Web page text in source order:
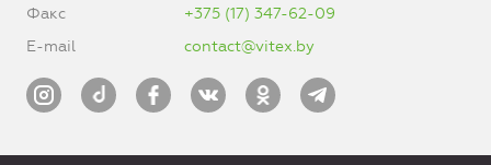
Факс
+375 (17) 347-62-09
E-mail
contact@vitex.by